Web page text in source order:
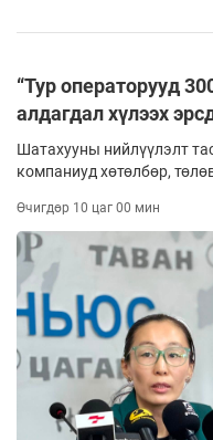
“Тур операторууд
алдагдал хүлээх
Шатахууны нийлүүлэлт
компаниуд хөтөлбөр,
талаараа өчигдөр
тэг зогсоход хүрснийг
Өчигдөр 10 цаг 00 мин